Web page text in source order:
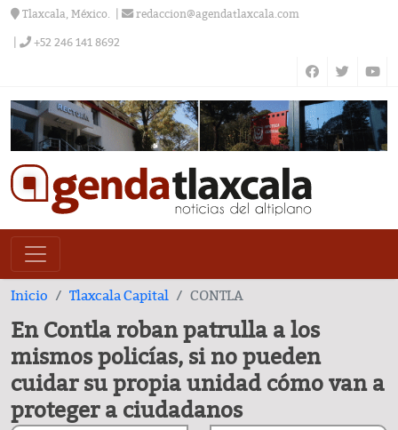
Tlaxcala, México. redaccion@agendatlaxcala.com
+52 246 141 8692
Inicio Tlaxcala Capital CONTLA
En Contla roban patrulla a los
mismos policías, si no pueden
cuidar su propia unidad cómo van a
proteger a ciudadanos